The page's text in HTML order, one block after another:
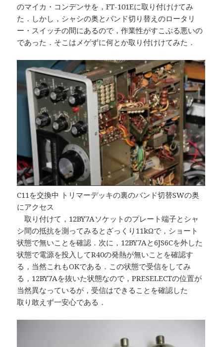
のマイカ・コンデンサを，FT-101Eに取り付けけてみ
た．しかし，シャシの奥とバンド切り替えのロータリ
ー・スイッチの間にあるので，作業性がすこぶる悪いの
であった．そこはメゲずに何とか取り付けけてみた．
C11を交換中 トリマーデッキの裏のバンド切替SWの奥
にアクセス
取り付けて，12BY7Aソケットのプレート端子とシャ
シ間の抵抗を測ってみるとざっくり11kΩで，ショート
状態で無いことを確認．次に，12BY7Aと6JS6Cを外した
状態で電源を投入してR40の発熱が無いことを確認す
る，当然これもOKである．この状態で受信をしてみ
る，12BY7Aを抜いた状態なので，PRESELECTの位置が
当然異なっているが，受信はできることを確認した
取り敢えず一安心である．